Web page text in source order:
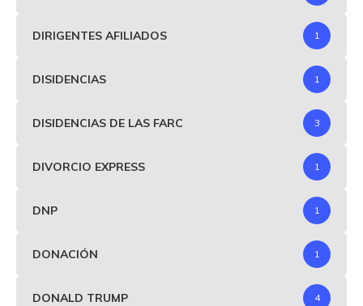
DIRIGENTES AFILIADOS 1
DISIDENCIAS 1
DISIDENCIAS DE LAS FARC 3
DIVORCIO EXPRESS 1
DNP 1
DONACIÓN 1
DONALD TRUMP 4